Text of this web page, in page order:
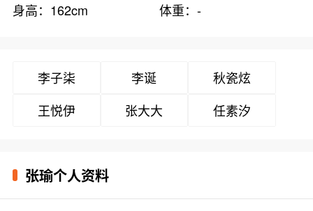
身高：162cm
体重：-
李子柒 李诞
秋瓷炫
王悦伊
张大大 任素汐
张瑜个人资料